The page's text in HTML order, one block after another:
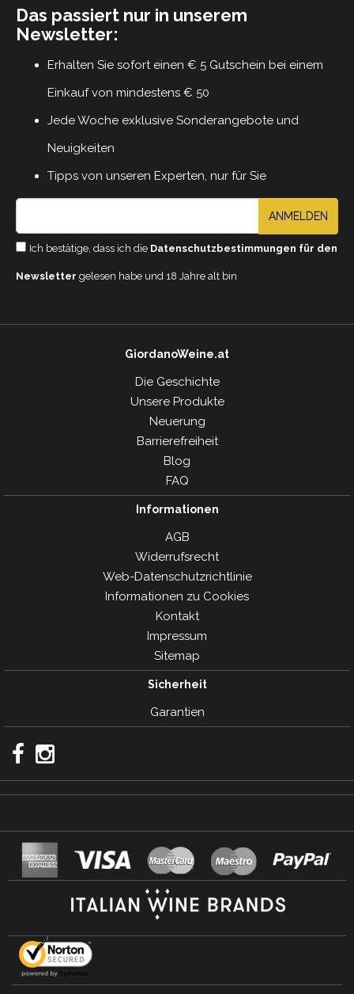
Das passiert nur in unserem
Newsletter:
Erhalten Sie sofort einen € 5 Gutschein bei einem
Einkauf von mindestens € 50
Jede Woche exklusive Sonderangebote und
Neuigkeiten
Tipps von unseren Experten, nur für Sie
ANMELDEN
Ich bestätige, dass ich die Datenschutzbestimmungen für den
Newsletter gelesen habe und 18 Jahre alt bin
GiordanoWeine.at
Die Geschichte
Unsere Produkte
Neuerung
Barrierefreiheit
Blog
FAQ
Informationen
AGB
Widerrufsrecht
Web-Datenschutzrichtlinie
Informationen zu Cookies
Kontakt
Impressum
Sitemap
Sicherheit
Garantien